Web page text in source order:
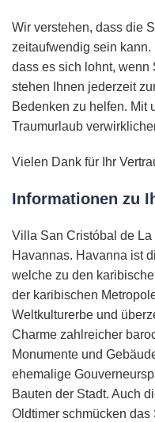
Wir verstehen, dass die
zeitaufwendig sein
dass es sich lohnt, wenn
stehen Ihnen jederzeit
Bedenken zu helfen. Mit
Traumurlaub
Vielen Dank für Ihr
Informationen zu
Villa San Cristóbal de
Havannas. Havanna ist
welche zu den
der karibischen
Weltkulturerbe und
Charme zahlreicher
Monumente und
ehemalige
Bauten der Stadt. Auch
Oldtimer schmücken